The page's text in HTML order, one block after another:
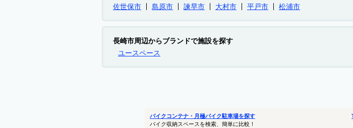
佐世保市
島原市 諫早市 大村市 平戸市 松浦市
長崎市周辺からブランドで施設を探す
ユースペース
バイクコンテナ・月極バイク駐車場を探す
バイク収納スペースを検索、簡単に比較！